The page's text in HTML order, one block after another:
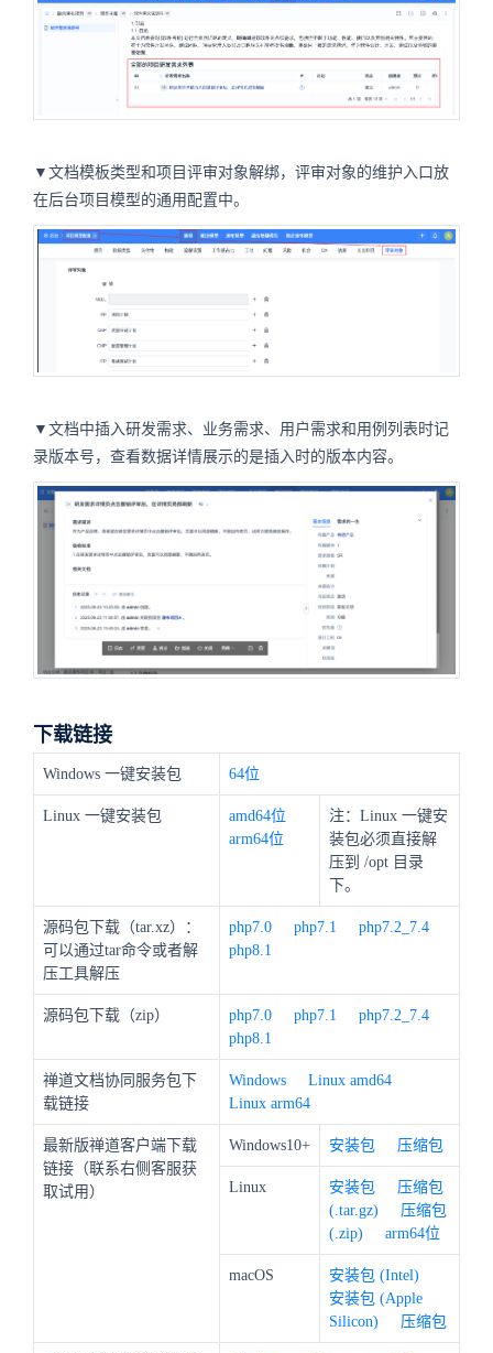
▼文档模板类型和项目评审对象解绑，评审对象的维护入口放
在后台项目模型的通用配置中。
▼文档中插入研发需求、业务需求、用户需求和用例列表时记
录版本号，查看数据详情展示的是插入时的版本内容。
下载链接
Windows 一键安装包 64位
Linux 一键安装包
amd64位
arm64位
注：Linux 一键安
装包必须直接解
压到 /opt 目录
下。
源码包下载（tar.xz）：
可以通过tar命令或者解
压工具解压
php7.0 php7.1
php7.2_7.4
php8.1
源码包下载（zip） php7.0 php7.1
php7.2_7.4
php8.1
禅道文档协同服务包下
载链接
Windows
Linux amd64
Linux arm64
最新版禅道客户端下载
链接（联系右侧客服获
取试用）
Windows10+ 安装包 压缩包
Linux 安装包
压缩包
(.tar.gz)
压缩包
(.zip)
arm64位
macOS
安装包 (Intel)
安装包 (Apple
Silicon)
压缩包